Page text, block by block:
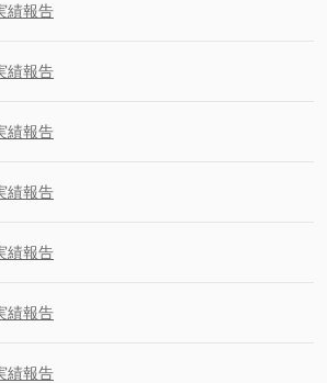
績報告
績報告
績報告
績報告
績報告
績報告
績報告